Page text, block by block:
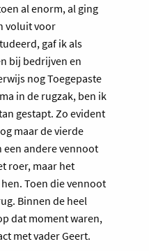
al enorm, al ging
voluit voor
gaf ik als
bij bedrijven en
nog Toegepaste
in de rugzak, ben ik
gestapt. Zo evident
maar de vierde
een andere vennoot
roer, maar het
Toen die vennoot
Binnen de heel
dat moment waren,
met vader Geert.